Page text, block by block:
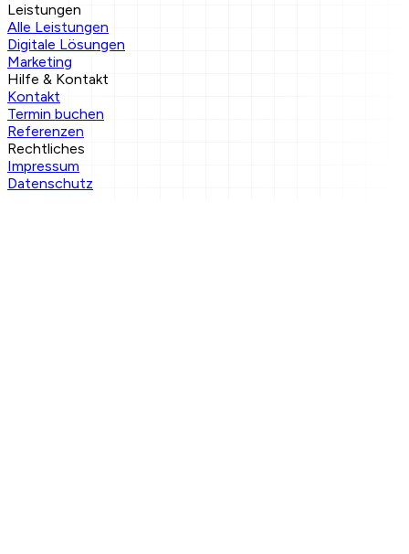
Leistungen
Alle Leistungen
Digitale Lösungen
Marketing
Hilfe & Kontakt
Kontakt
Termin buchen
Referenzen
Rechtliches
Impressum
Datenschutz